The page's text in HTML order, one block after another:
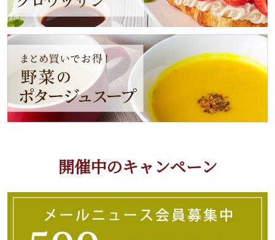
開催中のキャンペーン